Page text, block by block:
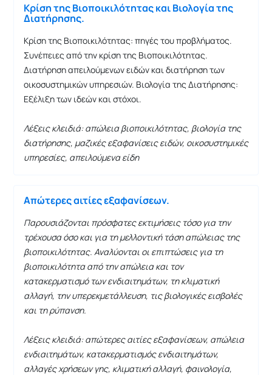
Κρίση της Βιοποικιλότητας και Βιολογία της
Διατήρησης.
Κρίση της Βιοποικιλότητας: πηγές του προβλήματος.
Συνέπειες από την κρίση της Βιοποικιλότητας.
Διατήρηση απειλούμενων ειδών και διατήρηση των
οικοσυστημικών υπηρεσιών. Βιολογία της Διατήρησης:
Εξέλιξη των ιδεών και στόχοι.
Λέξεις κλειδιά: απώλεια βιοποικιλότητας, βιολογία της
διατήρησης, μαζικές εξαφανίσεις ειδών, οικοσυστημικές
υπηρεσίες, απειλούμενα είδη
Απώτερες αιτίες εξαφανίσεων.
Παρουσιάζονται πρόσφατες εκτιμήσεις τόσο για την
τρέχουσα όσο και για τη μελλοντική τάση απώλειας της
βιοποικιλότητας. Αναλύονται οι επιπτώσεις για τη
βιοποικιλότητα από την απώλεια και τον
κατακερματισμό των ενδιαιτημάτων, τη κλιματική
αλλαγή, την υπερεκμετάλλευση, τις βιολογικές εισβολές
και τη ρύπανση.
Λέξεις κλειδιά: απώτερες αιτίες εξαφανίσεων, απώλεια
ενδιαιτημάτων, κατακερματισμός ενδιαιτημάτων,
αλλαγές χρήσεων γης, κλιματική αλλαγή, φαινολογία,